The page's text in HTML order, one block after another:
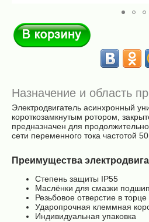
Назначение и область
Электродвигатель асинхронный
короткозамкнутым ротором,
предназначен для
сети переменного тока частотой 50
Преимущества
Степень защиты IP55
Маслёнки для смазки
Резьбовое отверстие в торце
Ударопрочная клеммная
Индивидуальная упаковка